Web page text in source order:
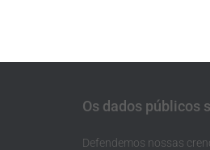
Os dados públicos
Defendemos nossas